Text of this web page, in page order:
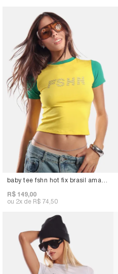
baby tee fshn hot fix brasil amarelo
R$ 149,00
2x R$ 74,50